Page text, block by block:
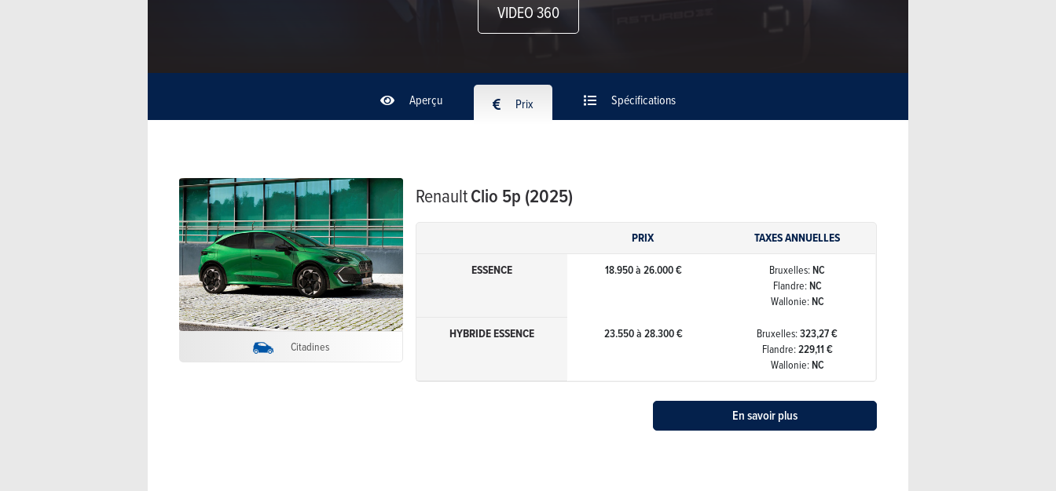
VIDEO 360
Aperçu Prix Spécifications
Citadines
RenaultClio 5p (2025)
PRIX
TAXES ANNUELLES
ESSENCE
18.950 à 26.000 € Bruxelles:NC
Flandre:NC
Wallonie:NC
HYBRIDE ESSENCE 23.550 à 28.300 € Bruxelles:323,27 €
Flandre:229,11 €
Wallonie:NC
En savoir plus